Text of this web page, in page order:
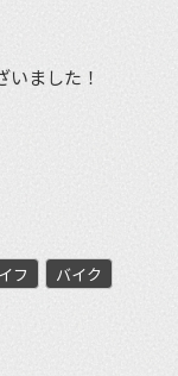
ました！
フ
バイク